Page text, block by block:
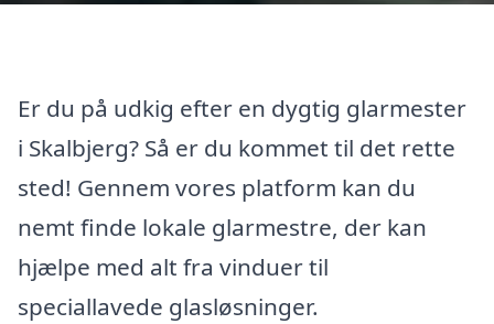
Er du på udkig efter en dygtig glarmester
i Skalbjerg? Så er du kommet til det rette
sted! Gennem vores platform kan du
nemt finde lokale glarmestre, der kan
hjælpe med alt fra vinduer til
speciallavede glasløsninger.